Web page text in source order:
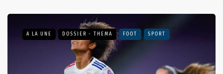
A LA UNE DOSSIER - THEMA FOOT SPORT